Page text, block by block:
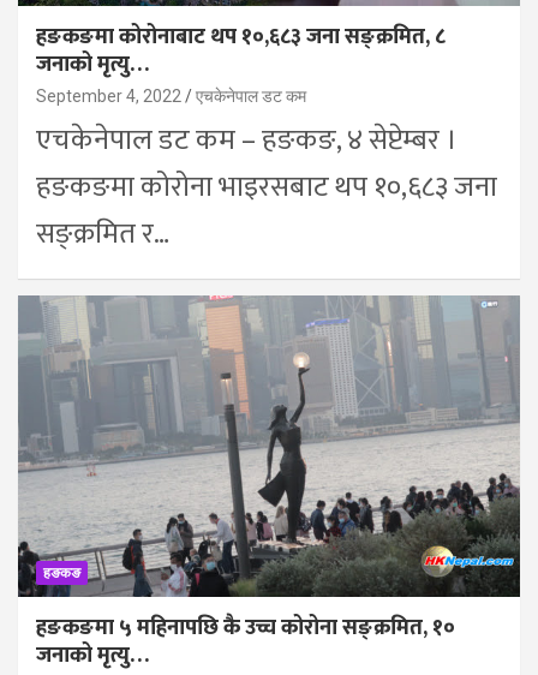
हङकङमा कोरोनाबाट थप १०,६८३ जना सङ्क्रमित, ८
जनाको मृत्यु…
September 4, 2022 एचकेनेपाल डट कम
एचकेनेपाल डट कम – हङकङ, ४ सेप्टेम्बर ।
हङकङमा कोरोना भाइरसबाट थप १०,६८३ जना
सङ्क्रमित र…
हङकङ
हङकङमा ५ महिनापछि कै उच्च कोरोना सङ्क्रमित, १०
जनाको मृत्यु…